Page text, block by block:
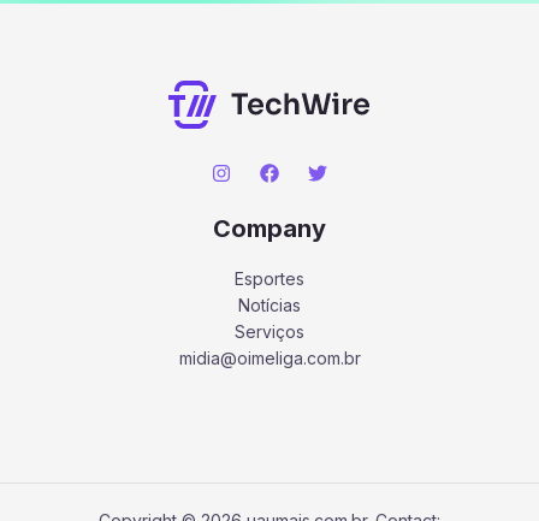
Company
Esportes
Notícias
Serviços
midia@oimeliga.com.br